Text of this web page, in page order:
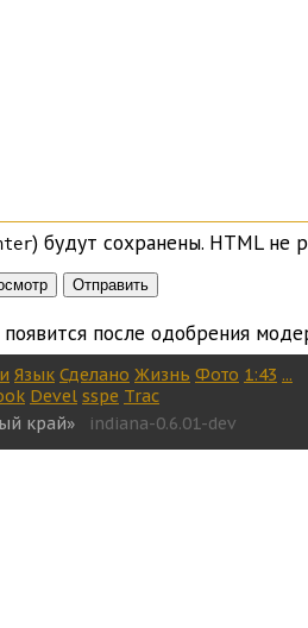
) будут сохранены. HTML не
после одобрения
Язык Сделано Жизнь Фото 1:43 ...
Devel sspe Trac
край»
indiana-0.6.01-dev